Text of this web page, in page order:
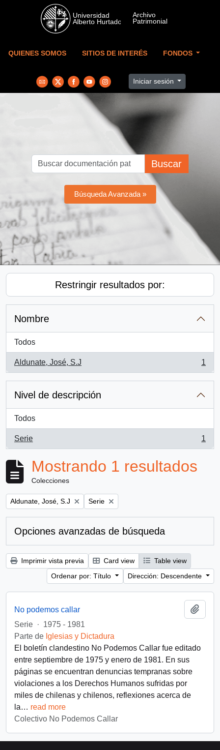
Skip to main content
QUIENES SOMOS SITIOS DE INTERÉS FONDOS
Iniciar sesión
Buscar
Búsqueda Avanzada »
Restringir resultados por:
Nombre
Todos
Aldunate, José, S.J
, 1 resultados
1
Nivel de descripción
Todos
Serie
, 1 resultados
1
Mostrando 1 resultados
Colecciones
Remove filter:
Aldunate, José, S.J Remove filter:
Serie
Opciones avanzadas de búsqueda
Imprimir vista previa Card view
Table view
Ordenar por: Título
Dirección: Descendente
No podemos callar
Serie · 1975 - 1981
Parte de Iglesias y Dictadura
El boletín clandestino No Podemos Callar fue editado
entre septiembre de 1975 y enero de 1981. En sus
páginas se encuentran denuncias tempranas sobre
violaciones a los Derechos Humanos sufridas por
miles de chilenas y chilenos, reflexiones acerca de
la… read more
Colectivo No Podemos Callar